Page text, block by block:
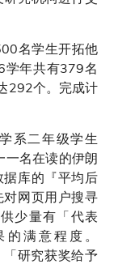
名学生开拓他
年共有379名
292个。完成计
系二年级学生
名在读的伊朗
库的『平均后
网页用户搜寻
少量有「代表
满意程度。
研究获奖给予